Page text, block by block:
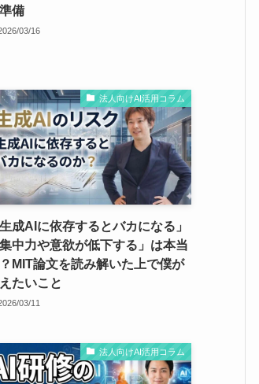
備
03/16
法人向けAI活用コラム
生成AIに依存するとバカになる」
集中力や意欲が低下する」は本当
MIT論文を読み解いた上で僕が
たいこと
03/11
法人向けAI活用コラム